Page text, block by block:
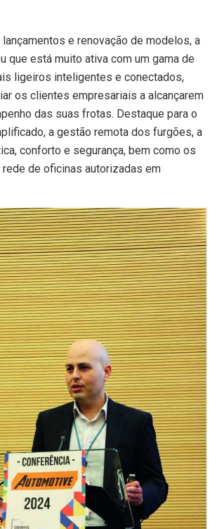
lançamentos e renovação de modelos, a
que está muito ativa com um gama de
ligeiros inteligentes e conectados,
os clientes empresariais a alcançarem
das suas frotas. Destaque para o
a gestão remota dos furgões, a
conforto e segurança, bem como os
de oficinas autorizadas em